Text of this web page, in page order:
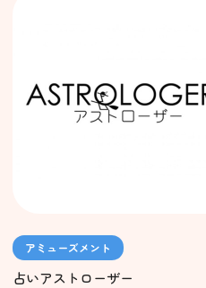
アミューズメント
占いアストローザー